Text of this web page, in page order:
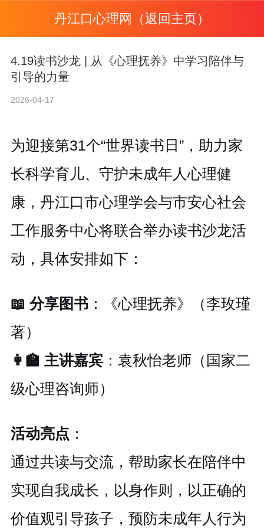
丹江口心理网（返回主页）
4.19读书沙龙 | 从《心理抚养》中学习陪伴与
引导的力量
2026-04-17
为迎接第31个“世界读书日”，助力家
长科学育儿、守护未成年人心理健
康，丹江口市心理学会与市安心社会
工作服务中心将联合举办读书沙龙活
动，具体安排如下：
📖 分享图书 ：《心理抚养》（李玫瑾
著）
👩‍🏫 主讲嘉宾 ：袁秋怡老师（国家二
级心理咨询师）
活动亮点 ：
通过共读与交流，帮助家长在陪伴中
实现自我成长，以身作则，以正确的
价值观引导孩子，预防未成年人行为